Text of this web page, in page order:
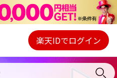
Webプレイヤー
ご契約内容の確認・変更
楽天IDでログイン